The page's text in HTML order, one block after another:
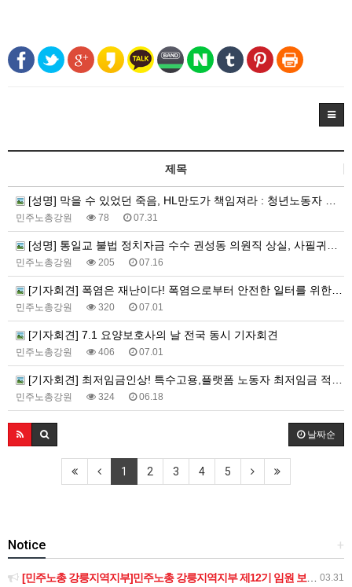
제목
[성명] 막을 수 있었던 죽음, HL만도가 책임져라 : 청년노동자 사망사고의 철저한 진상규명과 재발방지 대책 마련하라
민주노총강원 78 07.31
[성명] 통일교 불법 정치자금 수수 권성동 의원직 상실, 사필귀정이다
민주노총강원 205 07.16
[기자회견] 폭염은 재난이다! 폭염으로부터 안전한 일터를 위한 민주노총 강원지역본부 폭염감시단 선포 기자회견
민주노총강원 320 07.01
[기자회견] 7.1 요양보호사의 날 전국 동시 기자회견
민주노총강원 406 07.01
[기자회견] 최저임금인상! 특수고용,플랫폼 노동자 최저임금 적용 촉구 강원지역본부 기자회견
민주노총강원 324 06.18
날짜순
1 2 3 4 5
+
Notice
03.31
[민주노총 강릉지역지부]민주노총 강릉지역지부 제12기 임원 보궐선거결과 공고